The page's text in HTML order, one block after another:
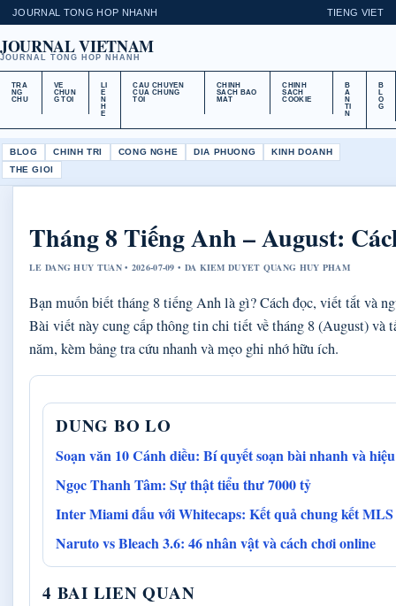
JOURNAL TONG HOP NHANH TIENG VIET
JOURNAL VIETNAM
JOURNAL TONG HOP NHANH
TRA
NG
CHU
VE
CHUN
G TOI
LI
E
N
H
E
CAU CHUYEN
CUA CHUNG
TOI
CHINH
SACH BAO
MAT
CHINH
SACH
COOKIE
B
A
N
TI
N
B
L
O
G
BLOG CHINH TRI CONG NGHE DIA PHUONG
KINH DOANH
THE GIOI
Tháng 8 Tiếng Anh – August:
LE DANG HUY TUAN • 2026-07-09 • DA KIEM DUYET QUANG HUY PHAM
Bạn muốn biết tháng 8 tiếng Anh là gì? Cách đọc, viết tắt và
Bài viết này cung cấp thông tin chi tiết về tháng 8 (August) và
năm, kèm bảng tra cứu nhanh và mẹo ghi nhớ hữu ích.
DUNG BO LO
Soạn văn 10 Cánh diều: Bí quyết soạn bài nhanh và
Ngọc Thanh Tâm: Sự thật tiểu thư 7000 tỷ
Inter Miami đấu với Whitecaps: Kết quả chung kết
Naruto vs Bleach 3.6: 46 nhân vật và cách chơi online
4 BAI LIEN QUAN